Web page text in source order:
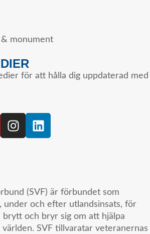
monument
för att hålla dig uppdaterad med
(SVF) är förbundet som
under och efter utlandsinsats, för
brytt och bryr sig om att hjälpa
SVF tillvaratar veteranernas